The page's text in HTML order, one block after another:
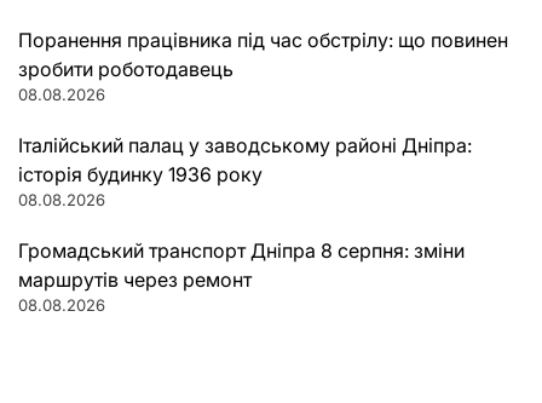
Поранення працівника під час обстрілу: що повинен
зробити роботодавець
08.08.2026
Італійський палац у заводському районі Дніпра:
історія будинку 1936 року
08.08.2026
Громадський транспорт Дніпра 8 серпня: зміни
маршрутів через ремонт
08.08.2026